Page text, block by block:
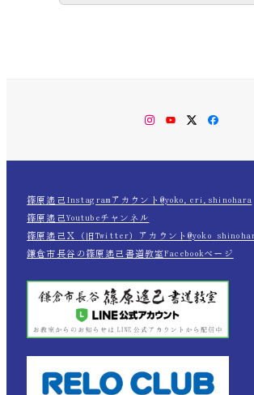
Instagram
YouTubeTwitter
篠原遙己Instagramアカウント@yoko.eri.shinohara
篠原遙己Youtubeチャンネル
篠原遙己Ｘ（旧Twitter）アカウント
鎌倉市長谷の篠原遙己書道教室Facebookページ